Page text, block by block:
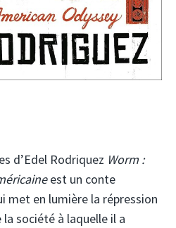
d’Edel Rodriquez Worm :
est un conte
met en lumière la répression
société à laquelle il a